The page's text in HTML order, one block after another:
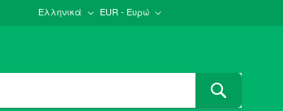
Ελληνικά EUR - Ευρώ
ΜΕ